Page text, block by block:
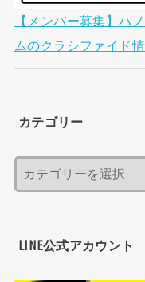
【メンバー募集】ハ
ムのクラシファイド
カテゴリー
LINE公式アカウント